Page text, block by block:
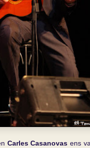
Carles Casanovasens